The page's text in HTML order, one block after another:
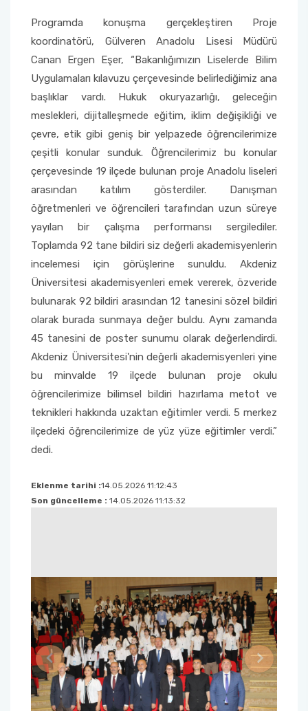
Programda konuşma gerçekleştiren Proje
koordinatörü, Gülveren Anadolu Lisesi Müdürü
Canan Ergen Eşer, “Bakanlığımızın Liselerde Bilim
Uygulamaları kılavuzu çerçevesinde belirlediğimiz ana
başlıklar vardı. Hukuk okuryazarlığı, geleceğin
meslekleri, dijitalleşmede eğitim, iklim değişikliği ve
çevre, etik gibi geniş bir yelpazede öğrencilerimize
çeşitli konular sunduk. Öğrencilerimiz bu konular
çerçevesinde 19 ilçede bulunan proje Anadolu liseleri
arasından katılım gösterdiler. Danışman
öğretmenleri ve öğrencileri tarafından uzun süreye
yayılan bir çalışma performansı sergilediler.
Toplamda 92 tane bildiri siz değerli akademisyenlerin
incelemesi için görüşlerine sunuldu. Akdeniz
Üniversitesi akademisyenleri emek vererek, özveride
bulunarak 92 bildiri arasından 12 tanesini sözel bildiri
olarak burada sunmaya değer buldu. Aynı zamanda
45 tanesini de poster sunumu olarak değerlendirdi.
Akdeniz Üniversitesi'nin değerli akademisyenleri yine
bu minvalde 19 ilçede bulunan proje okulu
öğrencilerimize bilimsel bildiri hazırlama metot ve
teknikleri hakkında uzaktan eğitimler verdi. 5 merkez
ilçedeki öğrencilerimize de yüz yüze eğitimler verdi.”
dedi.
Eklenme tarihi :14.05.2026 11:12:43
Son güncelleme : 14.05.2026 11:13:32
Previous Next